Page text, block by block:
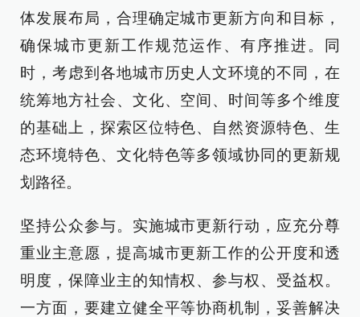
体发展布局，合理确定城市更新方向和目标，
确保城市更新工作规范运作、有序推进。同
时，考虑到各地城市历史人文环境的不同，在
统筹地方社会、文化、空间、时间等多个维度
的基础上，探索区位特色、自然资源特色、生
态环境特色、文化特色等多领域协同的更新规
划路径。
坚持公众参与。实施城市更新行动，应充分尊
重业主意愿，提高城市更新工作的公开度和透
明度，保障业主的知情权、参与权、受益权。
一方面，要建立健全平等协商机制，妥善解决